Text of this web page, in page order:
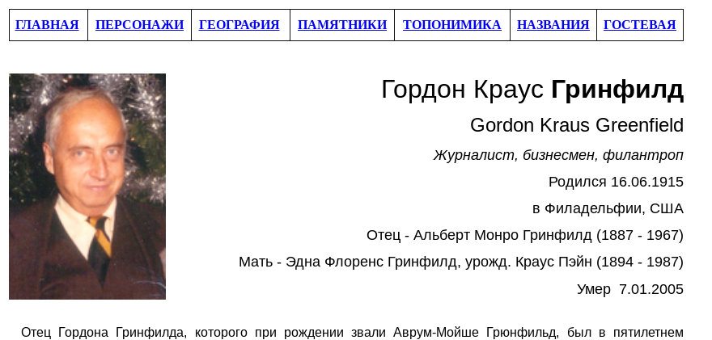
ГЛАВНАЯ ПЕРСОНАЖИ ГЕОГРАФИЯ ПАМЯТНИКИ ТОПОНИМИКА НАЗВАНИЯ ГОСТЕВАЯ
Гордон Краус Гринфилд
Gordon Kraus Greenfield
Журналист, бизнесмен, филантроп
Родился 16.06.1915
в Филадельфии, США
Отец - Альберт Монро Гринфилд (1887 - 1967)
Мать - Эдна Флоренс Гринфилд, урожд. Краус Пэйн (1894 - 1987)
Умер 7.01.2005
Отец Гордона Гринфилда, которого при рождении звали Аврум-Мойше Грюнфильд, был в пятилетнем